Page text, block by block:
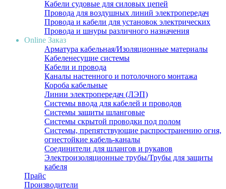
Кабели судовые для силовых цепей
Провода для воздушных линий электропередач
Провода и кабели для установок электрических
Провода и шнуры различного назначения
Online Заказ
Арматура кабельная/Изоляционные материалы
Кабеленесущие системы
Кабели и провода
Каналы настенного и потолочного монтажа
Короба кабельные
Линии электропередач (ЛЭП)
Системы ввода для кабелей и проводов
Системы защиты шланговые
Системы скрытой проводки под полом
Системы, препятствующие распространению огня,
огнестойкие кабель-каналы
Соединители для шлангов и рукавов
Электроизоляционные трубы/Трубы для защиты
кабеля
Прайс
Производители